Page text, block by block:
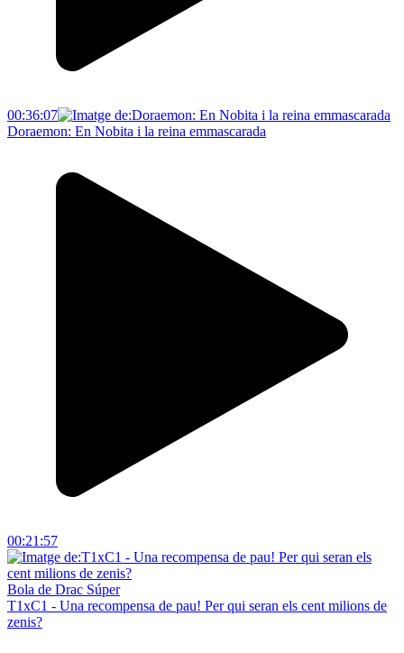
00:36:07
Doraemon: En Nobita i la reina emmascarada
00:21:57
Bola de Drac Súper
T1xC1 - Una recompensa de pau! Per qui seran els cent milions de
zenis?